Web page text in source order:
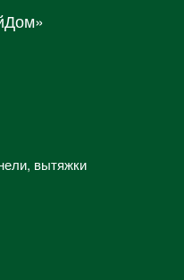
вытяжки